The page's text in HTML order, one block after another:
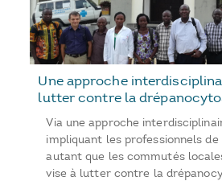
Une approche
lutter contre la
Via une approche
impliquant les professionnels de
autant que les commutés
vise à lutter contre la